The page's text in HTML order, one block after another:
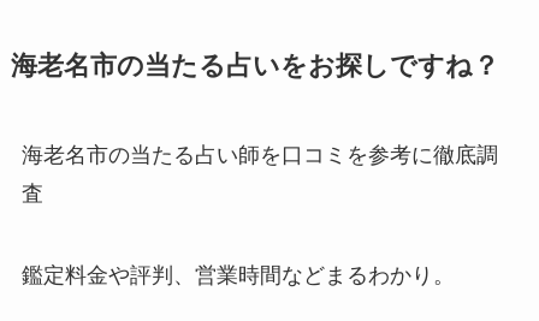
海老名市の当たる占いをお探しですね？
海老名市の当たる占い師を口コミを参考に徹底調
査
鑑定料金や評判、営業時間などまるわかり。